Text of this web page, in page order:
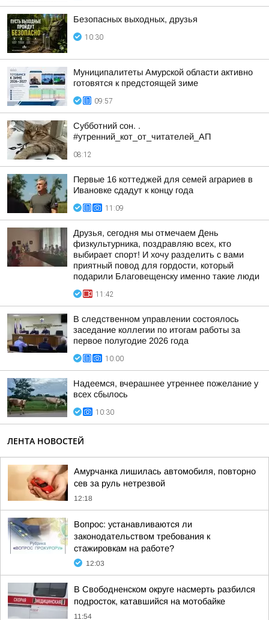
Безопасных выходных, друзья
10:30
Муниципалитеты Амурской области активно
готовятся к предстоящей зиме
09:57
Субботний сон. .
#утренний_кот_от_читателей_АП
08:12
Первые 16 коттеджей для семей аграриев в
Ивановке сдадут к концу года
11:09
Друзья, сегодня мы отмечаем День
физкультурника, поздравляю всех, кто
выбирает спорт! И хочу разделить с вами
приятный повод для гордости, который
подарили Благовещенску именно такие люди
11:42
В следственном управлении состоялось
заседание коллегии по итогам работы за
первое полугодие 2026 года
10:00
Надеемся, вчерашнее утреннее пожелание у
всех сбылось
10:30
ЛЕНТА НОВОСТЕЙ
Амурчанка лишилась автомобиля, повторно
сев за руль нетрезвой
12:18
Вопрос: устанавливаются ли
законодательством требования к
стажировкам на работе?
12:03
В Свободненском округе насмерть разбился
подросток, катавшийся на мотобайке
11:54